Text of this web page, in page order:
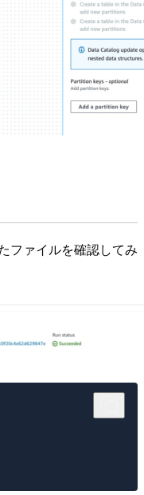
ファイルを確認してみ